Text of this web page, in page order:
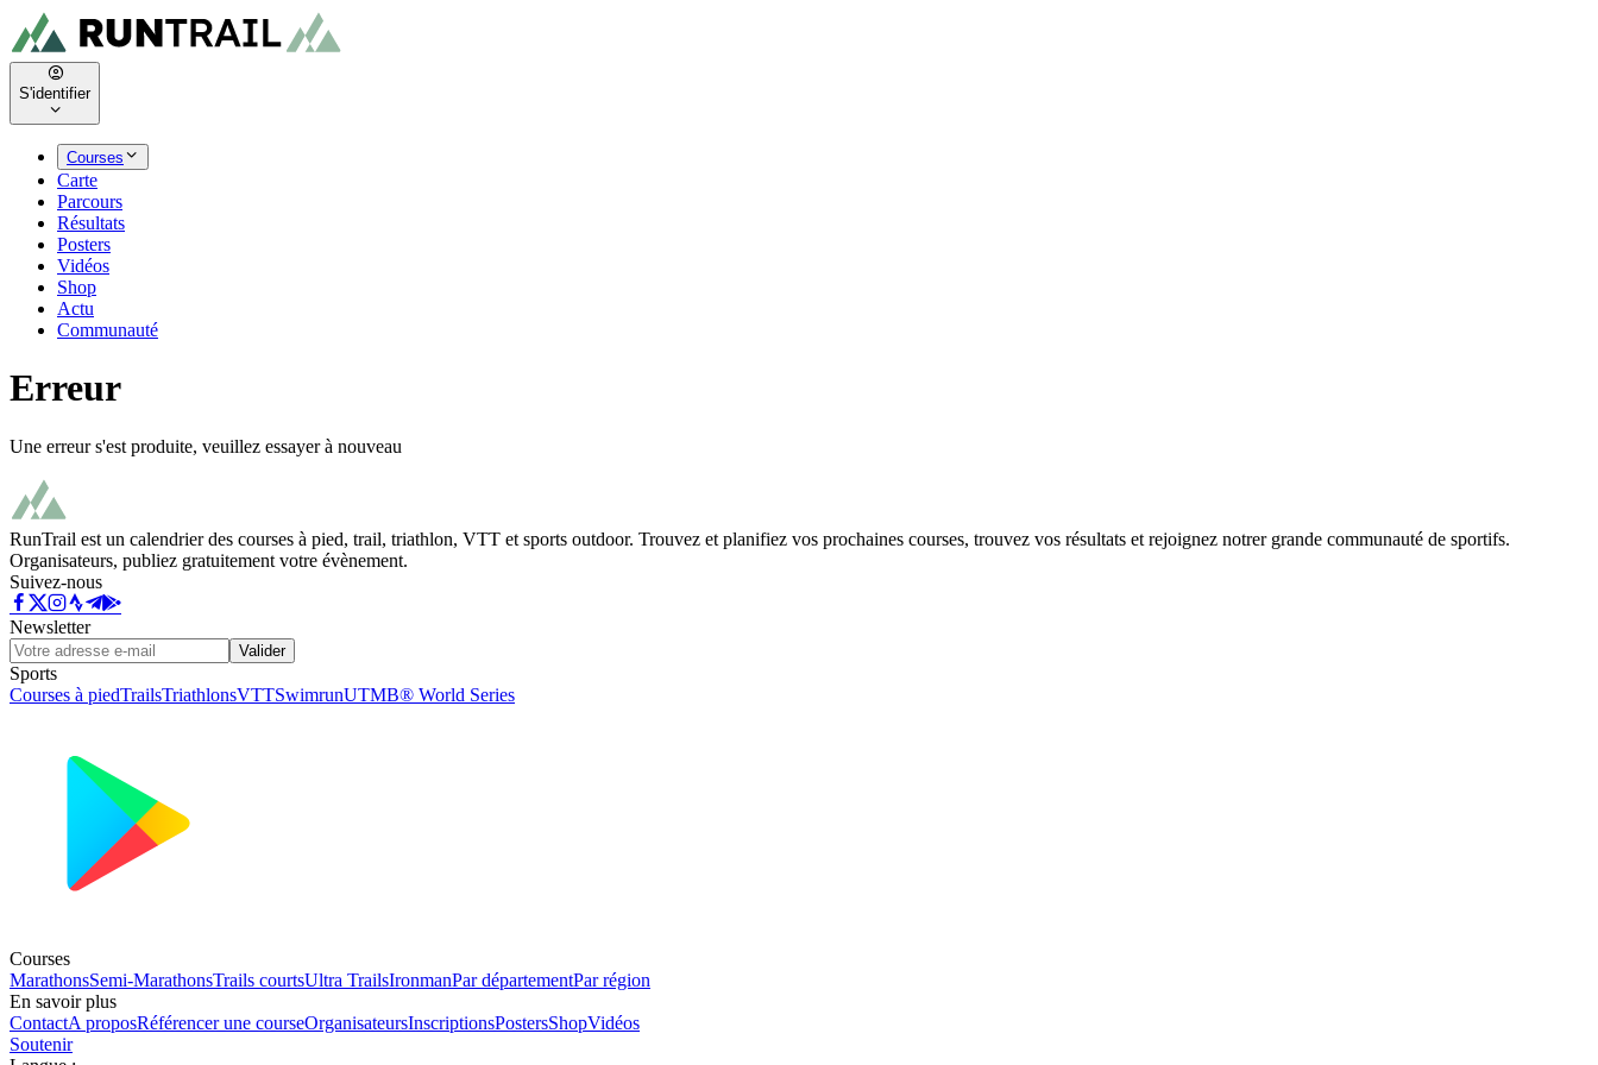
S'identifier
Courses
Carte
Parcours
Résultats
Posters
Vidéos
Shop
Actu
Communauté
Erreur
Une erreur s'est produite, veuillez essayer à nouveau
RunTrail est un calendrier des courses à pied, trail, triathlon, VTT et sports outdoor. Trouvez et planifiez vos prochaines courses, trouvez vos résultats et rejoignez notrer grande communauté de sportifs.
Organisateurs, publiez gratuitement votre évènement.
Suivez-nous
Newsletter
Valider
Sports
Courses à piedTrailsTriathlonsVTTSwimrunUTMB® World Series
Courses
MarathonsSemi-MarathonsTrails courtsUltra TrailsIronmanPar départementPar région
En savoir plus
ContactA proposRéférencer une courseOrganisateursInscriptionsPostersShopVidéos
Soutenir